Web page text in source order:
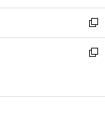
開
く
ウ
で
開
く
ン
ド
ウ
で
ウ
ィ
ン
ド
開
新
し
い
ン
新
ウ